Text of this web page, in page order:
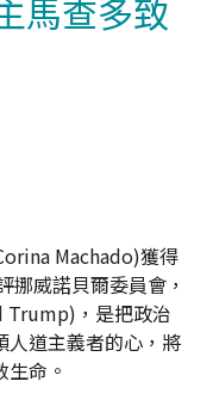
馬查多致
Machado)獲得
挪威諾貝爾委員會，
Trump)，是把政治
人道主義者的心，將
命。